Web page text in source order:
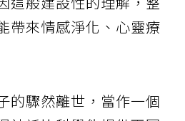
帶來情感淨化、心靈療
的驟然離世，當作一個